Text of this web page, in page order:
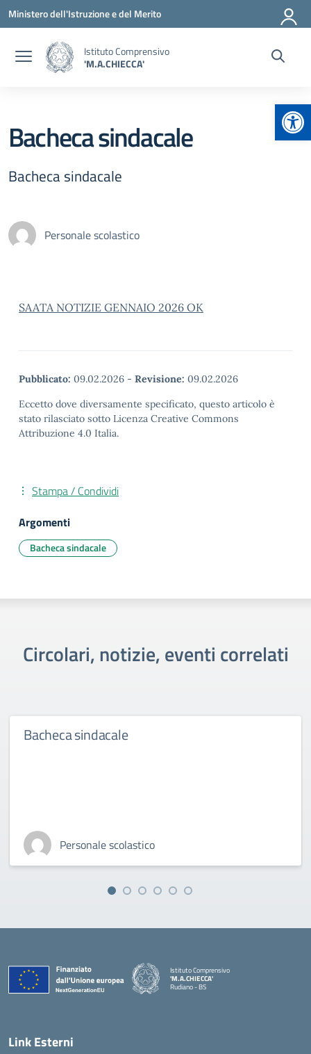
Vai ai contenuti
Vai al menu di navigazione
Vai al footer
Ministero dell'Istruzione e del Merito
Istituto Comprensivo
'M.A.CHIECCA'
Bacheca sindacale
Bacheca sindacale
Personale scolastico
SAATA NOTIZIE GENNAIO 2026 OK
Pubblicato: 09.02.2026 - Revisione: 09.02.2026
Eccetto dove diversamente specificato, questo articolo è
stato rilasciato sotto Licenza Creative Commons
Attribuzione 4.0 Italia.
Stampa / Condividi
Argomenti
Bacheca sindacale
Circolari, notizie, eventi correlati
Bacheca sindacale
Personale scolastico
Istituto Comprensivo
'M.A.CHIECCA'
Rudiano - BS
Link Esterni